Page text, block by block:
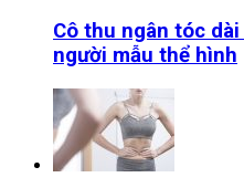
Cô thu ngân tóc
người mẫu thể hình